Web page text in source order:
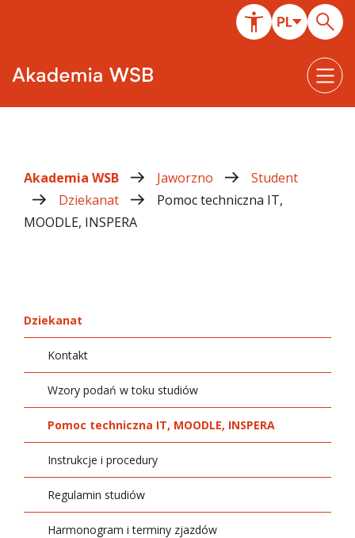
Akademia WSB Jaworzno
Student
Dziekanat
Pomoc techniczna IT,
MOODLE, INSPERA
Dziekanat
Kontakt
Wzory podań w toku studiów
Pomoc techniczna IT, MOODLE, INSPERA
Instrukcje i procedury
Regulamin studiów
Harmonogram i terminy zjazdów